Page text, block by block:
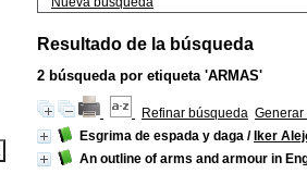
Resultado de la búsqueda
2 búsqueda por etiqueta 'ARMAS'
Refinar búsqueda Generar
Esgrima de espada y daga / Iker
An outline of arms and armour in